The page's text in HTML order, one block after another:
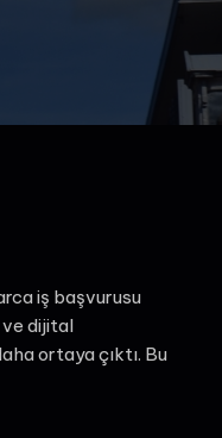
iş başvurusu
ve dijital
ortaya çıktı. Bu